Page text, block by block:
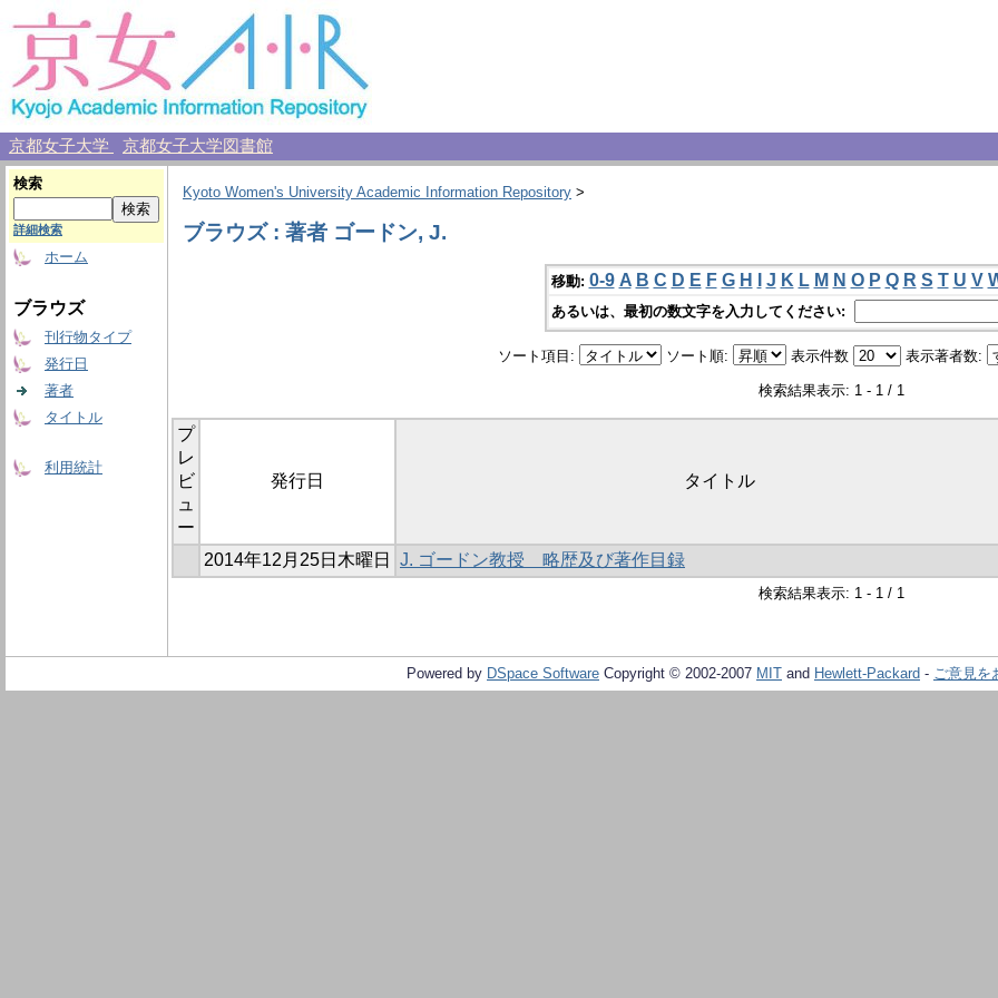
京都女子大学 京都女子大学図書館
検索
詳細検索
ホーム
ブラウズ
刊行物タイプ
発行日
著者
タイトル
利用統計
Kyoto Women's University Academic Information Repository >
ブラウズ : 著者 ゴードン, J.
移動: 0-9 A B C D E F G H J K L M N O P Q R S T U V
あるいは、最初の数文字を入力してください:
ソート項目: ソート順: 表示件数 表示著者数:
検索結果表示: 1 - 1 / 1
プ
レ
ビ
ュ
ー
発行日 タイトル
2014年12月25日木曜日 J. ゴードン教授 略歴及び著作目録
検索結果表示: 1 - 1 / 1
Powered by DSpace Software Copyright © 2002-2007 MIT and Hewlett-Packard - ご意見を